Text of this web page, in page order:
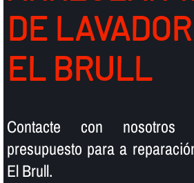
DE
EL BRULL
Contacte con nosotros
presupuesto para a
El Brull.